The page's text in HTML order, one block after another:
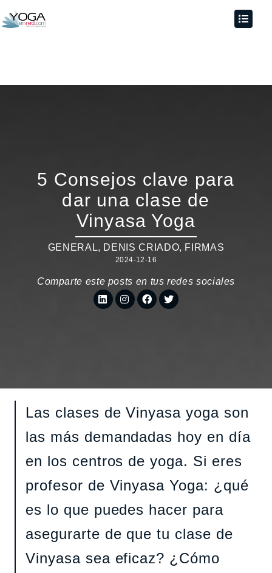
5 Consejos clave para
dar una clase de
Vinyasa Yoga
GENERAL, DENIS CRIADO, FIRMAS
2024-12-16
Comparte este posts en tus redes sociales
Las clases de Vinyasa yoga son
las más demandadas hoy en día
en los centros de yoga. Si eres
profesor de Vinyasa Yoga: ¿qué
es lo que puedes hacer para
asegurarte de que tu clase de
Vinyasa sea eficaz? ¿Cómo